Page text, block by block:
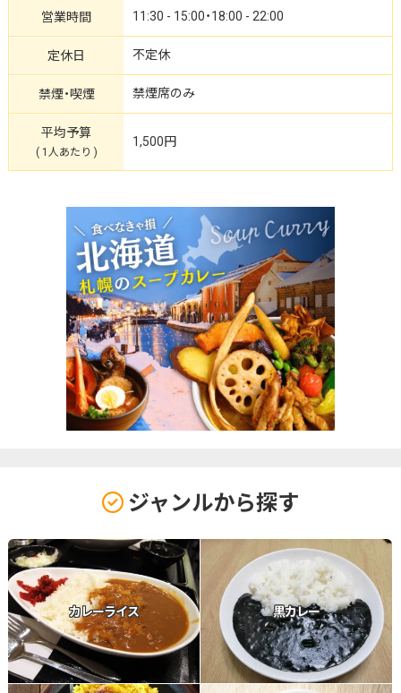
営業時間 11:30 - 15:00・18:00 - 22:00
定休日 不定休
禁煙・喫煙 禁煙席のみ
平均予算
( 1人あたり )
1,500円
ジャンルから探す
カレーライス 黒カレー